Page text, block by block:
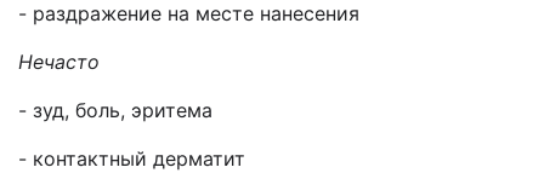
- раздражение на месте нанесения
Нечасто
- зуд, боль, эритема
- контактный дерматит